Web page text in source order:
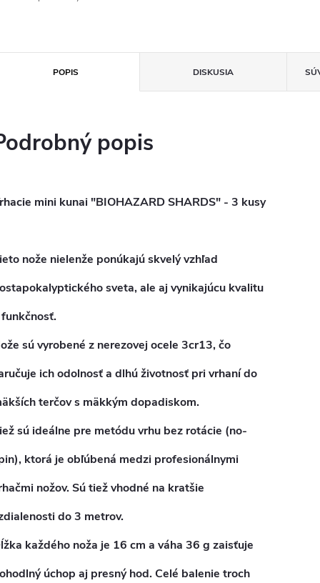
POPIS DISKUSIA
popis
mini kunai "BIOHAZARD SHARDS" - 3 kusy
nože nielenže ponúkajú skvelý vzhľad
sveta, ale ajvynikajúcu kvalitu
.
sú vyrobené z nerezovej ocele 3cr13, čo
ich odolnosť a dlhú životnosť pri vrhaní do
terčov s mäkkým dopadiskom.
sú ideálne pre metódu vrhu bez rotácie (no-
ktorá je obľúbená medzi profesionálnymi
nožov. Sú tiež vhodné na kratšie
do 3 metrov.
každého noža je 16 cm a váha 36 g zaisťuje
úchop aj presný hod. Celé balenie troch